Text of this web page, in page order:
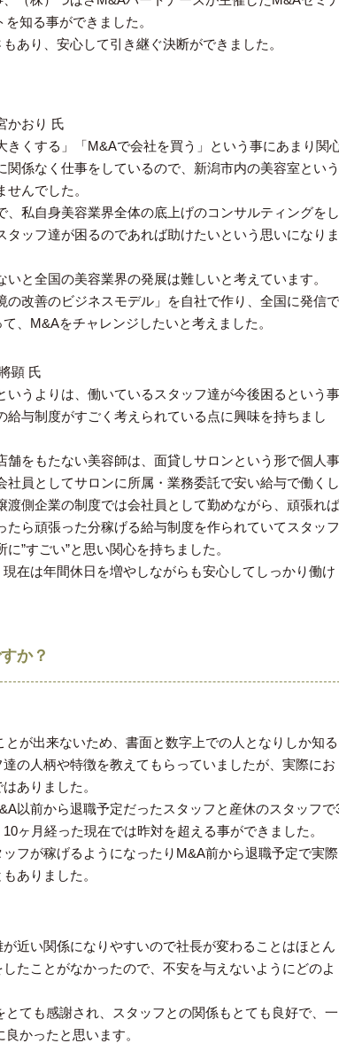
知る事ができました。
あり、安心して引き継ぐ決断ができました。
かおり 氏
きくする」「M&Aで会社を買う」という事にあまり関
関係なく仕事をしているので、新潟市内の美容室という
んでした。
、私自身美容業界全体の底上げのコンサルティングをし
タッフ達が困るのであれば助けたいという思いになりま
いと全国の美容業界の発展は難しいと考えています。
の改善のビジネスモデル」を自社で作り、全国に発信で
、M&Aをチャレンジしたいと考えました。
顕 ⽒
いうよりは、働いているスタッフ達が今後困るという事
給与制度がすごく考えられている点に興味を持ちまし
舗をもたない美容師は、面貸しサロンという形で個人事
社員としてサロンに所属・業務委託で安い給与で働くし
渡側企業の制度では会社員として勤めながら、頑張れば
たら頑張った分稼げる給与制度を作られていてスタッフ
”すごい”と思い関心を持ちました。
在は年間休日を増やしながらも安心してしっかり働け
か？
が出来ないため、書面と数字上での人となりしか知る
の人柄や特徴を教えてもらっていましたが、実際にお
ありました。
以前から退職予定だったスタッフと産休のスタッフで
ヶ月経った現在では昨対を超える事ができました。
フが稼げるようになったりM&A前から退職予定で実際
ありました。
近い関係になりやすいので社長が変わることはほとん
たことがなかったので、不安を与えないようにどのよ
ても感謝され、スタッフとの関係もとても良好で、一
かったと思います。